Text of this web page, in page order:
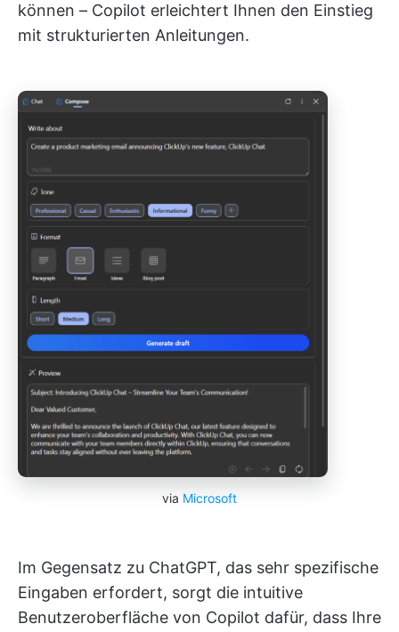
können – Copilot erleichtert Ihnen den Einstieg
mit strukturierten Anleitungen.
via Microsoft
Im Gegensatz zu ChatGPT, das sehr spezifische
Eingaben erfordert, sorgt die intuitive
Benutzeroberfläche von Copilot dafür, dass Ihre